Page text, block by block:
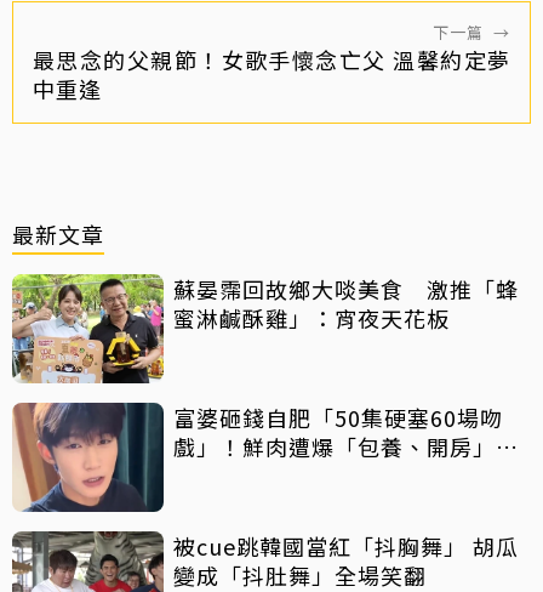
下一篇 →
最思念的父親節！女歌手懷念亡父 溫馨約定夢
中重逢
最新文章
蘇晏霈回故鄉大啖美食 激推「蜂
蜜淋鹹酥雞」：宵夜天花板
富婆砸錢自肥「50集硬塞60場吻
戲」！鮮肉遭爆「包養、開房」全
被cue跳韓國當紅「抖胸舞」 胡瓜
變成「抖肚舞」全場笑翻